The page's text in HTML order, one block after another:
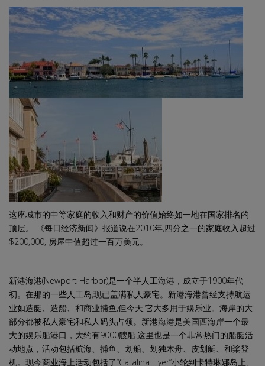
这座城市的中等家庭的收入和财产的价值始终如一地在国家排名的
顶层。 《每日经济新闻》报道说在2010年,四分之一的家庭收入超过
$200,000, 房屋中值超过一百万美元。
新港海港(Newport Harbor)是一个半人工海港，成立于1900年代
初。在那的一些人工岛,现已盖满私人豪宅。新港海港曾经支持航运
业如造艇、造船、和商业捕鱼,但今天,它大多用于娱乐业。海岸的大
部分都被私人豪宅和私人码头占领。新港海港是美国西海岸一个最
大的娱乐船港口，大约有9000艘船.这里也是一个非常热门的船艇活
动地点，活动包括航海、捕鱼、划船、划独木舟、皮划艇、和桨登
机。现今商业海上活动包括了“Catalina Flyer”小轮到卡特琳娜岛上、